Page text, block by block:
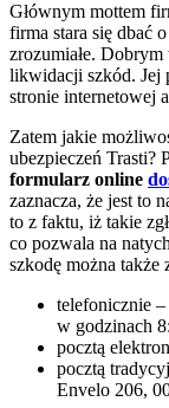
Głównym mottem
firma stara się dbać
zrozumiałe. Dobrym
likwidacji szkód. Jej
stronie internetowej
Zatem jakie
ubezpieczeń Trasti?
formularz online
zaznacza, że jest to
to z faktu, iż takie
co pozwala na
szkodę można także
telefonicznie
w godzinach
pocztą
pocztą
Envelo 206,